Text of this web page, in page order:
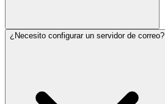
¿Necesito configurar un servidor de correo?